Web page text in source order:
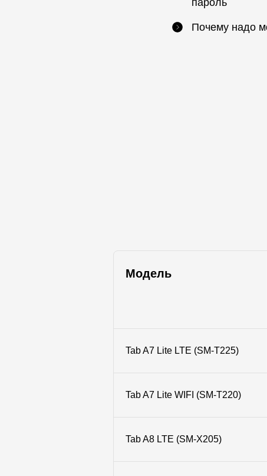
пароль
Почему надо
Модель
Tab A7 Lite LTE (SM-T225)
Tab A7 Lite WIFI (SM-T220)
Tab A8 LTE (SM-X205)